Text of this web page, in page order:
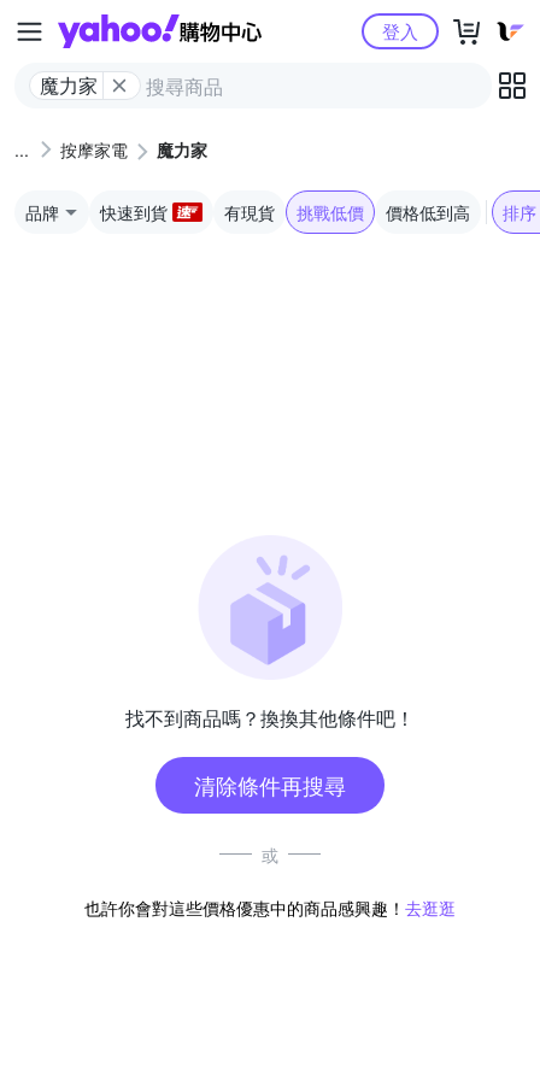
Yahoo購物中心
魔力家
登入
按摩家電 魔力家
品牌 快速到貨 有現貨 挑戰低價 價格低到高 排序
找不到商品嗎？換換其他條件吧！
清除條件再搜尋
或
也許你會對這些價格優惠中的商品感興趣！ 去逛逛